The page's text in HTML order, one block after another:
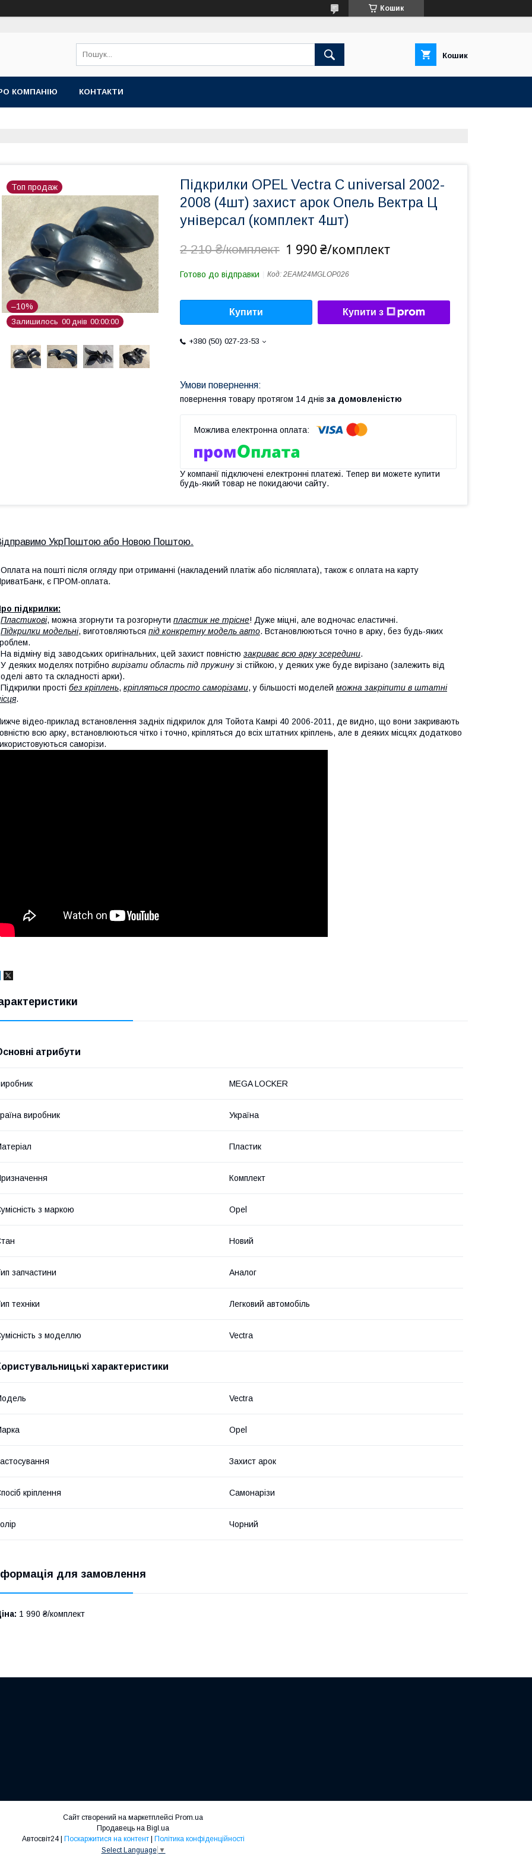
Кошик
Кошик
КОМПАНІЮ КОНТАКТИ
Топ продаж
–10%
Залишилось 00 днів 00 00 00
Підкрилки OPEL Vectra C universal 2002-
2008 (4шт) захист арок Опель Вектра Ц
універсал (комплект 4шт)
2 210 ₴/комплект 1 990 ₴/комплект
Готово до відправки Код: 2EAM24MGLOP026
Купити Купити з
+380 (50) 027-23-53
повернення товару протягом 14 днів за домовленістю
У компанії підключені електронні платежі. Тепер ви можете купити
будь-який товар не покидаючи сайту.
УкрПоштою або Новою Поштою.
на пошті після огляду при отриманні (накладений платіж або післяплата), також є оплата на карту
є ПРОМ-оплата.
підкрилки:
Пластикові, можна згорнути та розгорнути пластик не трісне! Дуже міцні, але водночас еластичні.
Підкрилки модельні, виготовляються під конкретну модель авто. Встановлюються точно в арку, без будь-яких
відміну від заводських оригінальних, цей захист повністю закриває всю арку зсередини.
деяких моделях потрібно вирізати область під пружинузі стійкою, у деяких уже буде вирізано (залежить від
авто та складності арки).
прості без кріплень, кріпляться просто саморізами, у більшості моделей можна закріпити в штатні
.
відео-приклад встановлення задніх підкрилок для Тойота Камрі 40 2006-2011, де видно, що вони закривають
всю арку, встановлюються чітко і точно, кріпляться до всіх штатних кріплень, але в деяких місцях додатково
саморізи.
атрибути
MEGA LOCKER
виробник Україна
Пластик
Комплект
з маркою Opel
Новий
запчастини Аналог
техніки Легковий автомобіль
з моделлю Vectra
характеристики
Vectra
Opel
Захист арок
кріплення Самонарізи
Чорний
для замовлення
1 990 ₴/комплект
Сайт створений на маркетплейсі Prom.ua
Продавець на Bigl.ua
Автосвіт24 | Поскаржитися на контент | Політика конфіденційності
Select Language ▼